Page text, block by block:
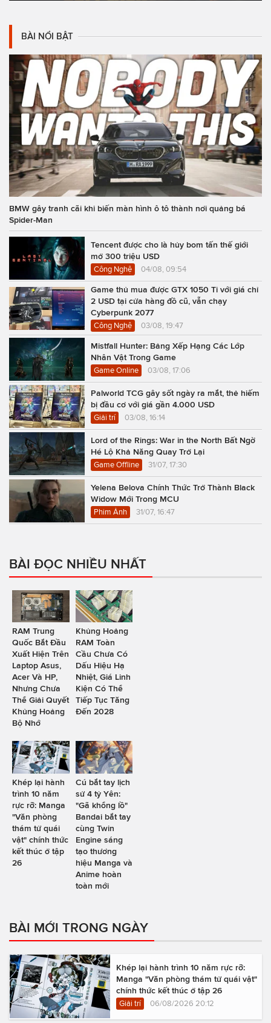
BÀI NỔI BẬT
BMW gây tranh cãi khi biến màn hình ô tô thành nơi quảng bá
Spider-Man
Tencent được cho là hủy bom tấn thế giới
mở 300 triệu USD
Công Nghệ 04/08, 09:54
Game thủ mua được GTX 1050 Ti với giá chỉ
2 USD tại cửa hàng đồ cũ, vẫn chạy
Cyberpunk 2077
Công Nghệ 03/08, 19:47
Mistfall Hunter: Bảng Xếp Hạng Các Lớp
Nhân Vật Trong Game
Game Online 03/08, 17:06
Palworld TCG gây sốt ngày ra mắt, thẻ hiếm
bị đầu cơ với giá gần 4.000 USD
Giải trí 03/08, 16:14
Lord of the Rings: War in the North Bất Ngờ
Hé Lộ Khả Năng Quay Trở Lại
Game Offline 31/07, 17:30
Yelena Belova Chính Thức Trở Thành Black
Widow Mới Trong MCU
Phim Ảnh 31/07, 16:47
BÀI ĐỌC NHIỀU NHẤT
RAM Trung
Quốc Bắt Đầu
Xuất Hiện Trên
Laptop Asus,
Acer Và HP,
Nhưng Chưa
Thể Giải Quyết
Khủng Hoảng
Bộ Nhớ
Khủng Hoảng
RAM Toàn
Cầu Chưa Có
Dấu Hiệu Hạ
Nhiệt, Giá Linh
Kiện Có Thể
Tiếp Tục Tăng
Đến 2028
Khép lại hành
trình 10 năm
rực rỡ: Manga
"Văn phòng
thám tử quái
vật" chính thức
kết thúc ở tập
26
Cú bắt tay lịch
sử 4 tỷ Yên:
"Gã khổng lồ"
Bandai bắt tay
cùng Twin
Engine sáng
tạo thương
hiệu Manga và
Anime hoàn
toàn mới
BÀI MỚI TRONG NGÀY
Khép lại hành trình 10 năm rực rỡ:
Manga "Văn phòng thám tử quái vật"
chính thức kết thúc ở tập 26
Giải trí 06/08/2026 20:12